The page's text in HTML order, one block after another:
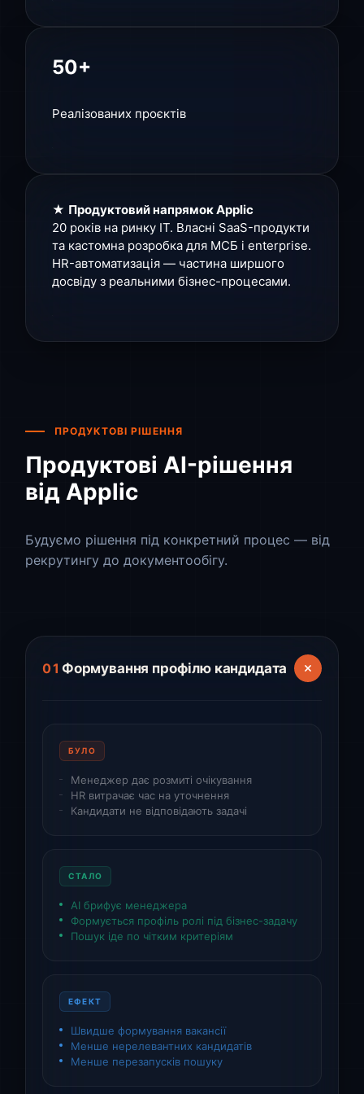
50+
Реалізованих проєктів
★ Продуктовий напрямок Applic
20 років на ринку IT. Власні SaaS-продукти
та кастомна розробка для МСБ і enterprise.
HR-автоматизація — частина ширшого
досвіду з реальними бізнес-процесами.
ПРОДУКТОВІ РІШЕННЯ
Продуктові AI-рішення
від Applic
Будуємо рішення під конкретний процес — від
рекрутингу до документообігу.
01 Формування профілю кандидата
БУЛО
Менеджер дає розмиті очікування
HR витрачає час на уточнення
Кандидати не відповідають задачі
СТАЛО
AI брифує менеджера
Формується профіль ролі під бізнес-задачу
Пошук іде по чітким критеріям
ЕФЕКТ
Швидше формування вакансії
Менше нерелевантних кандидатів
Менше перезапусків пошуку